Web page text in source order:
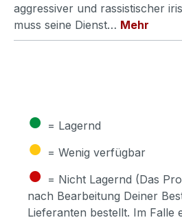
aggressiver und rassistischer
muss seine Dienst… Mehr
● = Lagernd
● = Wenig verfügbar
● = Nicht Lagernd (Das
nach Bearbeitung Deiner
Lieferanten bestellt. Im Falle